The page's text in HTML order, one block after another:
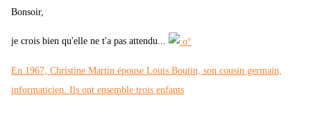
Bonsoir,
je crois bien qu'elle ne t'a pas attendu...
En 1967, Christine Martin épouse Louis Boutin, son cousin germain,
informaticien. Ils ont ensemble trois enfants